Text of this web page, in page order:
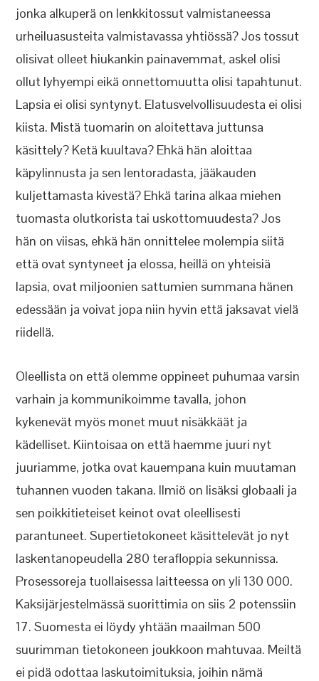
jonka alkuperä on lenkkitossut valmistaneessa
urheiluasusteita valmistavassa yhtiössä? Jos tossut
olisivat olleet hiukankin painavemmat, askel olisi
ollut lyhyempi eikä onnettomuutta olisi tapahtunut.
Lapsia ei olisi syntynyt. Elatusvelvollisuudesta ei olisi
kiista. Mistä tuomarin on aloitettava juttunsa
käsittely? Ketä kuultava? Ehkä hän aloittaa
käpylinnusta ja sen lentoradasta, jääkauden
kuljettamasta kivestä? Ehkä tarina alkaa miehen
tuomasta olutkorista tai uskottomuudesta? Jos
hän on viisas, ehkä hän onnittelee molempia siitä
että ovat syntyneet ja elossa, heillä on yhteisiä
lapsia, ovat miljoonien sattumien summana hänen
edessään ja voivat jopa niin hyvin että jaksavat vielä
riidellä.
Oleellista on että olemme oppineet puhumaa varsin
varhain ja kommunikoimme tavalla, johon
kykenevät myös monet muut nisäkkäät ja
kädelliset. Kiintoisaa on että haemme juuri nyt
juuriamme, jotka ovat kauempana kuin muutaman
tuhannen vuoden takana. Ilmiö on lisäksi globaali ja
sen poikkitieteiset keinot ovat oleellisesti
parantuneet. Supertietokoneet käsittelevät jo nyt
laskentanopeudella 280 terafloppia sekunnissa.
Prosessoreja tuollaisessa laitteessa on yli 130 000.
Kaksijärjestelmässä suorittimia on siis 2 potenssiin
17. Suomesta ei löydy yhtään maailman 500
suurimman tietokoneen joukkoon mahtuvaa. Meiltä
ei pidä odottaa laskutoimituksia, joihin nämä